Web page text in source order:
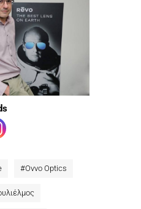
#Ovvo Optics